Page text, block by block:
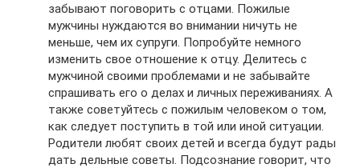
забывают поговорить с отцами. Пожилые
мужчины нуждаются во внимании ничуть не
меньше, чем их супруги. Попробуйте немного
изменить свое отношение к отцу. Делитесь с
мужчиной своими проблемами и не забывайте
спрашивать его о делах и личных переживаниях. А
также советуйтесь с пожилым человеком о том,
как следует поступить в той или иной ситуации.
Родители любят своих детей и всегда будут рады
дать дельные советы. Подсознание говорит, что